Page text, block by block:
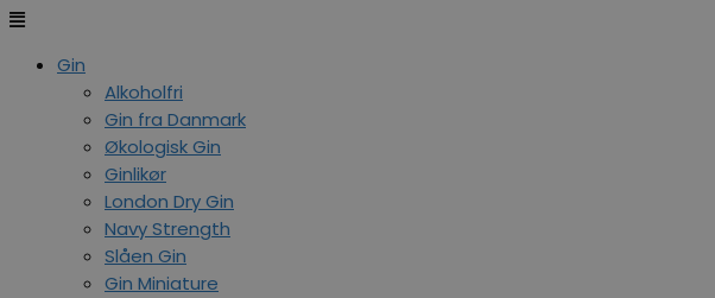
Gin
Alkoholfri
Gin fra Danmark
Økologisk Gin
Ginlikør
London Dry Gin
Navy Strength
Slåen Gin
Gin Miniature